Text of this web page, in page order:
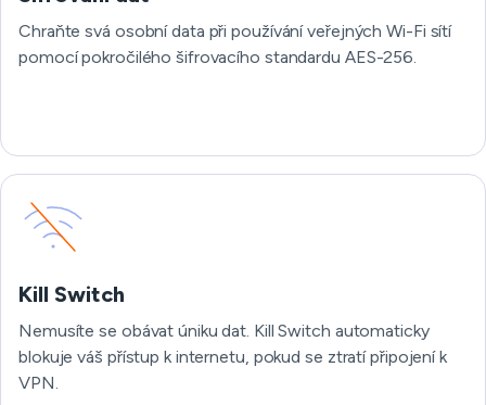
Chraňte svá osobní data při používání veřejných Wi-Fi sítí
pomocí pokročilého šifrovacího standardu AES-256.
Kill Switch
Nemusíte se obávat úniku dat. Kill Switch automaticky
blokuje váš přístup k internetu, pokud se ztratí připojení k
VPN.